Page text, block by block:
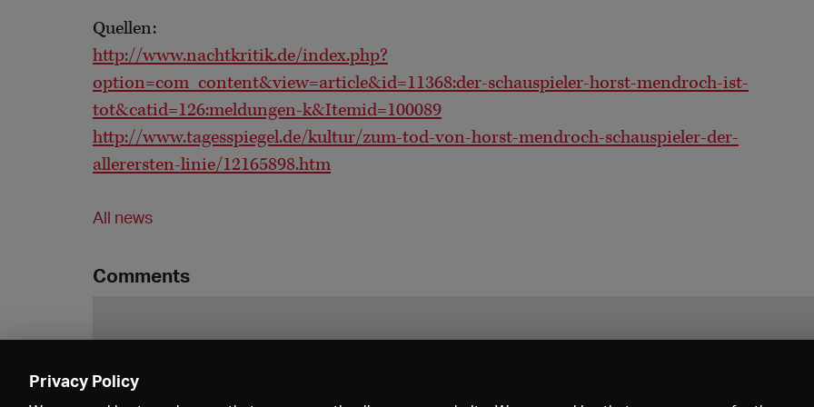
Quellen:
http://www.nachtkritik.de/index.php?
option=com_content&view=article&id=11368:der-schauspieler-horst-mendroch-ist-
tot&catid=126:meldungen-k&Itemid=100089
http://www.tagesspiegel.de/kultur/zum-tod-von-horst-mendroch-schauspieler-der-
allerersten-linie/12165898.htm
All news
Comments
Privacy Policy